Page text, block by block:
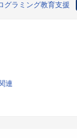
グラミング教育支援
連